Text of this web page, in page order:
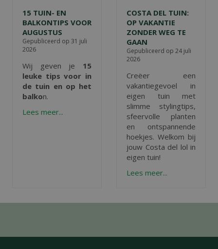
15 TUIN- EN
BALKONTIPS VOOR
AUGUSTUS
Gepubliceerd op 31 juli
2026
Wij geven je 15
leuke tips voor in
de tuin en op het
balkon.
Lees meer...
COSTA DEL TUIN:
OP VAKANTIE
ZONDER WEG TE
GAAN
Gepubliceerd op 24 juli
2026
Creëer een
vakantiegevoel in
eigen tuin met
slimme stylingtips,
sfeervolle planten
en ontspannende
hoekjes. Welkom bij
jouw Costa del lol in
eigen tuin!
Lees meer...